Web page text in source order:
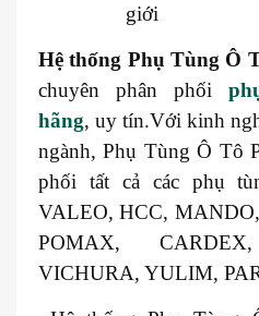
giới
Hệ thống Phụ Tùng Ô
chuyên phân phối
hãng, uy tín.Với kinh
ngành, Phụ Tùng Ô Tô
phối tất cả các phụ
VALEO, HCC,
POMAX,
VICHURA, YULIM,